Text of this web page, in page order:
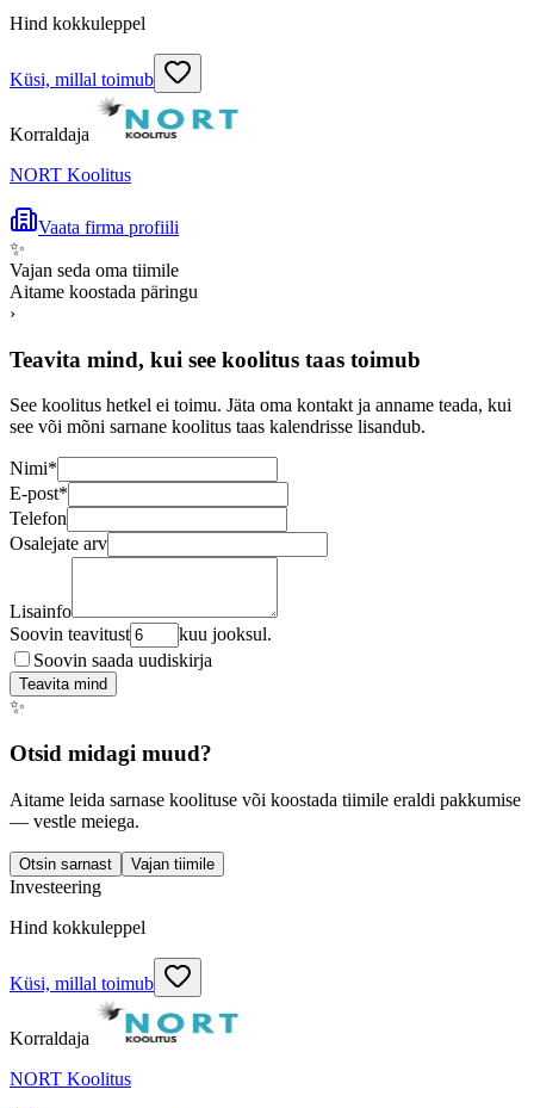
Hind kokkuleppel
Küsi, millal toimub
Korraldaja
NORT Koolitus
Vaata firma profiili
✨
Vajan seda oma tiimile
Aitame koostada päringu
›
Teavita mind, kui see koolitus taas toimub
See koolitus hetkel ei toimu. Jäta oma kontakt ja anname teada, kui
see või mõni sarnane koolitus taas kalendrisse lisandub.
Nimi*
E-post*
Telefon
Osalejate arv
Lisainfo
Soovin teavitust
kuu jooksul.
Soovin saada uudiskirja
Teavita mind
✨
Otsid midagi muud?
Aitame leida sarnase koolituse või koostada tiimile eraldi pakkumise
— vestle meiega.
Otsin sarnast Vajan tiimile
Investeering
Hind kokkuleppel
Küsi, millal toimub
Korraldaja
NORT Koolitus